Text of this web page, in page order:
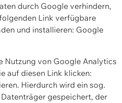
durch Google verhindern,
Link verfügbare
und installieren: Google
Nutzung von Google Analytics
auf diesen Link klicken:
Hierdurch wird ein sog.
gespeichert, der